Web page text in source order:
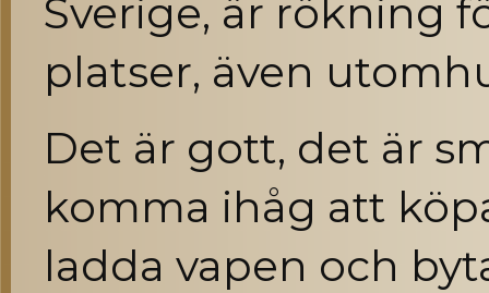
Sverige, är rökning
platser, även
Det är gott, det är
komma ihåg att
ladda vapen och